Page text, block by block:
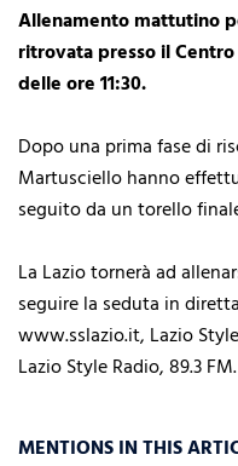
Allenamento mattutino
ritrovata presso il
delle ore 11:30.
Dopo una prima fase di
Martusciello hanno
seguito da un torello
La Lazio tornerà ad
seguire la seduta in
www.sslazio.it, Lazio
Lazio Style Radio, 89.3 FM.
MENTIONS IN THIS